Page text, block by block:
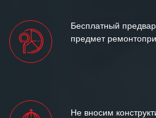
Бесплатный
предмет
Не вносим